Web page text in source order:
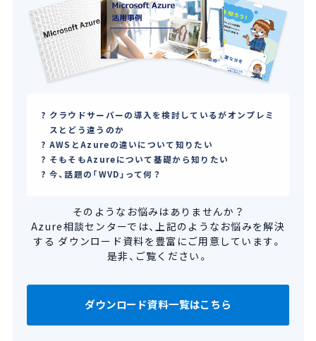
クラウドサーバーの導入を検討しているがオンプレミ
スとどう違うのか
AWSとAzureの違いについて知りたい
そもそもAzureについて基礎から知りたい
今、話題の「WVD」って何？
そのようなお悩みはありませんか？
Azure相談センターでは、上記のようなお悩みを解決
する ダウンロード資料を豊富にご用意しています。
是非、ご覧ください。
ダウンロード資料一覧はこちら